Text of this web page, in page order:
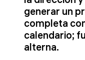
generar un
completa
calendario;
alterna.